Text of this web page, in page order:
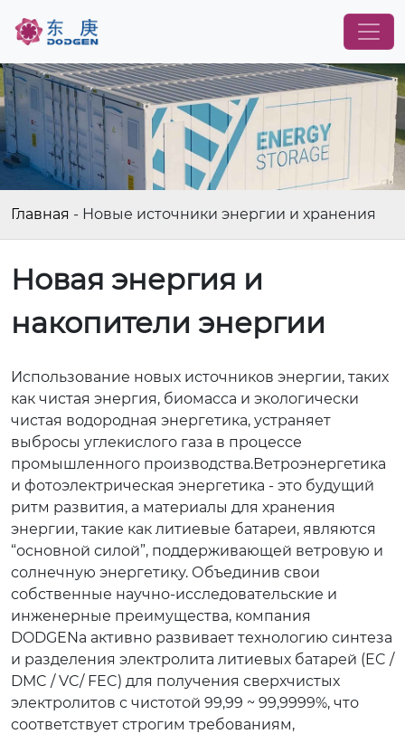
Главная - Новые источники энергии и хранения
Новая энергия и
накопители энергии
Использование новых источников энергии, таких
как чистая энергия, биомасса и экологически
чистая водородная энергетика, устраняет
выбросы углекислого газа в процессе
промышленного производства.Ветроэнергетика
и фотоэлектрическая энергетика - это будущий
ритм развития, а материалы для хранения
энергии, такие как литиевые батареи, являются
“основной силой”, поддерживающей ветровую и
солнечную энергетику. Объединив свои
собственные научно-исследовательские и
инженерные преимущества, компания
DODGENа активно развивает технологию синтеза
и разделения электролита литиевых батарей (EC /
DMC / VC/ FEC) для получения сверхчистых
электролитов с чистотой 99,99 ~ 99,9999%, что
соответствует строгим требованиям,